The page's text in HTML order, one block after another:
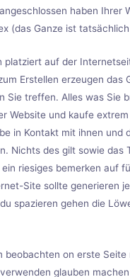
haben Ihrer
(das Ganze ist
platziert auf der
Erstellen erzeugen das
Sie treffen. Alles was Sie
Website und kaufe
in Kontakt mit ihnen und
Nichts des gilt sowie das
riesiges bemerken auf
Site sollte generieren
spazieren gehen die
beobachten on erste Seite
glauben